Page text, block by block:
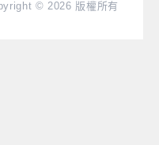
© 2026 版權所有